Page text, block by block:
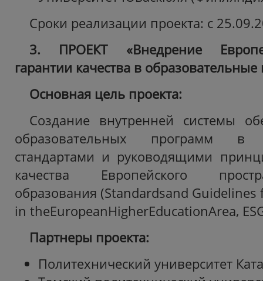
Сроки реализации проекта: с
3. ПРОЕКТ «Внедрение
гарантии качества в
Основная цель проекта:
Создание внутренней системы
образовательных программ в
стандартами и руководящими
качества Европейского
образования (Standardsand
in theEuropeanHigherEducationArea,
Партнеры проекта:
Политехнический университет